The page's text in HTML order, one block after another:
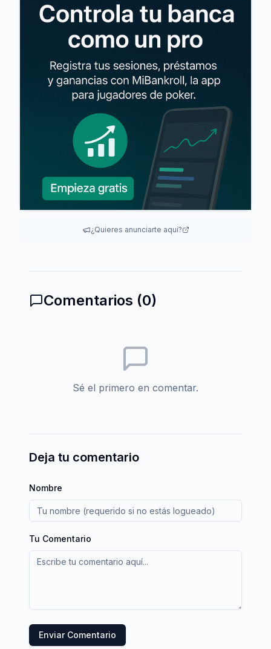
¿Quieres anunciarte aquí?
Comentarios (0)
Sé el primero en comentar.
Deja tu comentario
Nombre
Tu Comentario
Enviar Comentario